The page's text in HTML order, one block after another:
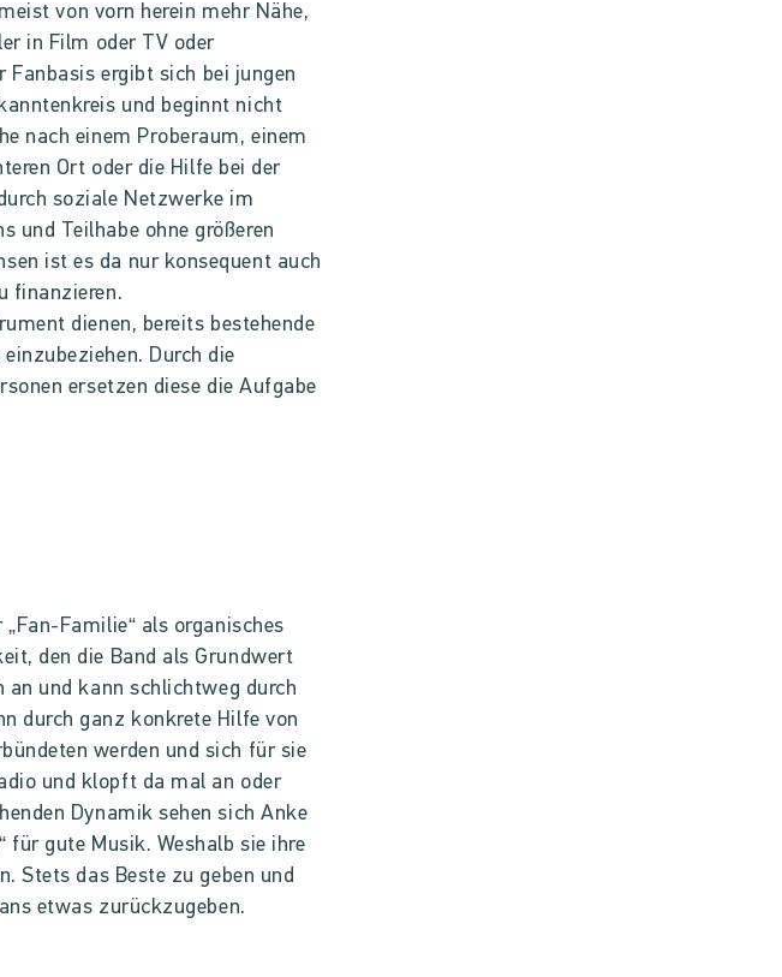
von vorn herein mehr Nähe,
in Film oder TV oder
ergibt sich bei jungen
und beginnt nicht
nach einem Proberaum, einem
Ort oder die Hilfe bei der
soziale Netzwerke im
und Teilhabe ohne größeren
ist es da nur konsequent auch
finanzieren.
dienen, bereits bestehende
Durch die
ersetzen diese die Aufgabe
Familie“ als organisches
den die Band als Grundwert
an und kann schlichtweg durch
durch ganz konkrete Hilfe von
werden und sich für sie
und klopft da mal an oder
Dynamik sehen sich Anke
für gute Musik. Weshalb sie ihre
Stets das Beste zu geben und
etwas zurückzugeben.